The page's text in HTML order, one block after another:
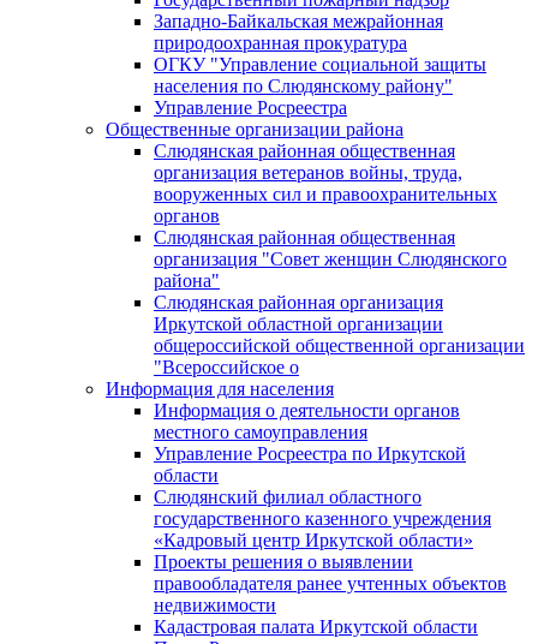
Западно-Байкальская межрайонная
природоохранная прокуратура
ОГКУ "Управление социальной защиты
населения по Слюдянскому району"
Управление Росреестра
Общественные организации района
Слюдянская районная общественная
организация ветеранов войны, труда,
вооруженных сил и правоохранительных
органов
Слюдянская районная общественная
организация "Совет женщин Слюдянского
района"
Слюдянская районная организация
Иркутской областной организации
общероссийской общественной организации
"Всероссийское о
Информация для населения
Информация о деятельности органов
местного самоуправления
Управление Росреестра по Иркутской
области
Слюдянский филиал областного
государственного казенного учреждения
«Кадровый центр Иркутской области»
Проекты решения о выявлении
правообладателя ранее учтенных объектов
недвижимости
Кадастровая палата Иркутской области